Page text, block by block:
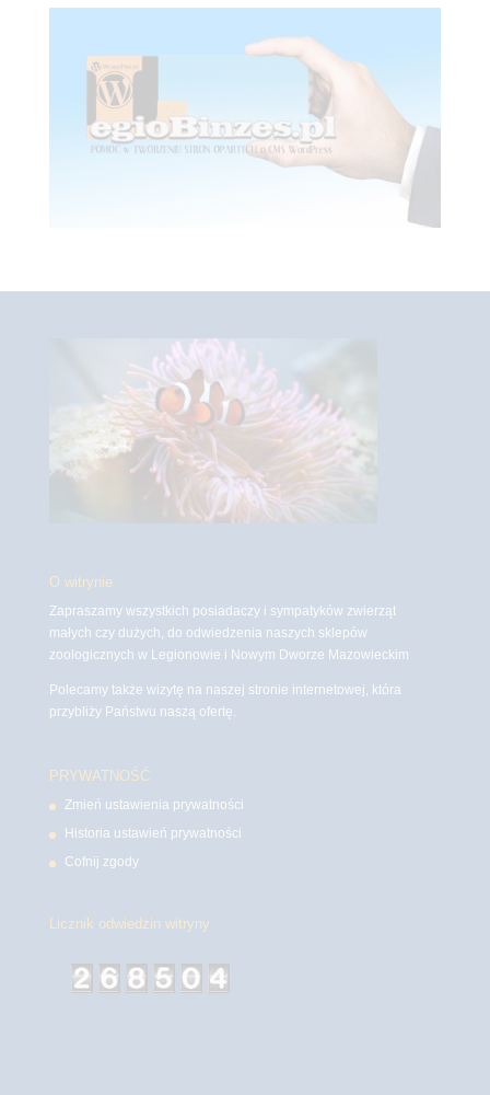
O witrynie
Zapraszamy wszystkich posiadaczy i sympatyków zwierząt
małych czy dużych, do odwiedzenia naszych sklepów
zoologicznych w Legionowie i Nowym Dworze Mazowieckim
Polecamy także wizytę na naszej stronie internetowej, która
przybliży Państwu naszą ofertę.
PRYWATNOŚĆ
Zmień ustawienia prywatności
Historia ustawień prywatności
Cofnij zgody
Licznik odwiedzin witryny